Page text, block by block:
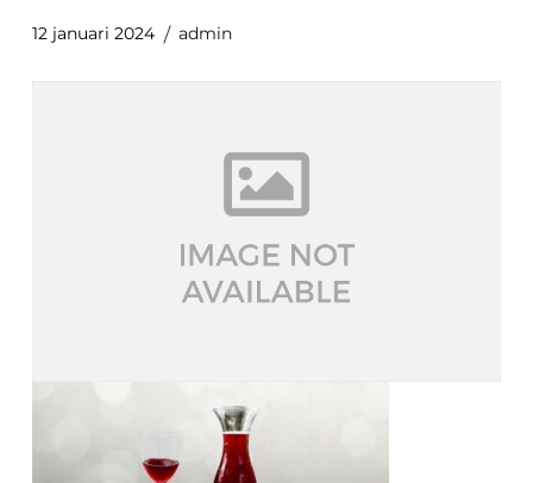
12 januari 2024 admin